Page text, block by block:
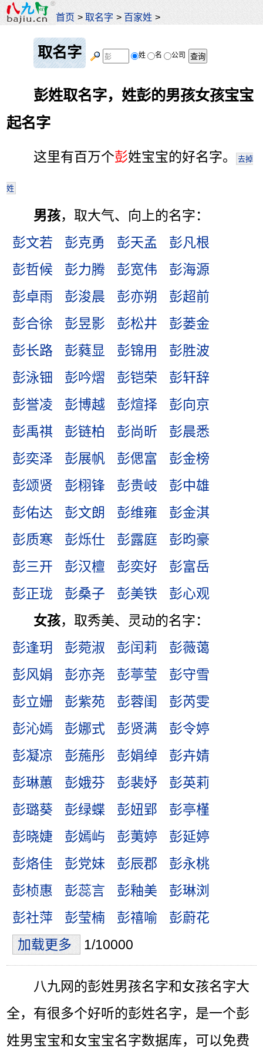
首页 >取名字 > 百家姓 >
取名字 姓 名 公司
彭姓取名字，姓彭的男孩女孩宝宝
起名字
这里有百万个彭姓宝宝的好名字。 去掉
姓
男孩，取大气、向上的名字：
彭文若
彭克勇 彭天孟
彭凡根
彭哲候
彭力腾 彭宽伟
彭海源
彭卓雨
彭浚晨 彭亦朔
彭超前
彭合徐
彭昱影 彭松井
彭蒌金
彭长路
彭蕤显 彭锦用
彭胜波
彭泳钿
彭吟熠 彭铠荣
彭轩辞
彭誉凌
彭博越 彭煊择
彭向京
彭禹祺
彭链柏 彭尚昕
彭晨悉
彭奕泽
彭展帆 彭偲富
彭金榜
彭颂贤
彭栩锋 彭贵岐
彭中雄
彭佑达
彭文朗 彭维雍
彭金淇
彭质寒
彭烁仕 彭露庭
彭昀豪
彭三开
彭汉檀 彭奕好
彭富岳
彭正珑
彭桑子 彭美铁
彭心观
女孩，取秀美、灵动的名字：
彭逢玥
彭菀淑 彭闰莉
彭薇蔼
彭风娟
彭亦尧 彭葶莹
彭守雪
彭立姗
彭紫苑 彭蓉闺
彭芮雯
彭沁嫣
彭娜式 彭贤满
彭令婷
彭凝凉
彭葹彤 彭娟绰
彭卉婧
彭琳蕙
彭娥芬 彭裴妤
彭英莉
彭璐葵
彭绿蝶 彭妞郢
彭亭槿
彭晓婕
彭嫣屿 彭荑婷
彭延婷
彭烙佳
彭党妹 彭辰郡
彭永桃
彭桢惠
彭蕊言 彭釉美
彭琳浏
彭社萍
彭莹楠 彭禧喻
彭蔚花
加载更多
1/10000
八九网的彭姓男孩名字和女孩名字大
全，有很多个好听的彭姓名字，是一个彭
姓男宝宝和女宝宝名字数据库，可以免费